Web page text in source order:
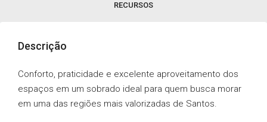
RECURSOS
Descrição
Conforto, praticidade e excelente aproveitamento dos
espaços em um sobrado ideal para quem busca morar
em uma das regiões mais valorizadas de Santos.